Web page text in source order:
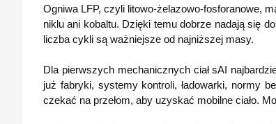
Ogniwa LFP, czyli litowo-żelazowo-fosforanowe,
niklu ani kobaltu. Dzięki temu dobrze nadają się
liczba cykli są ważniejsze od najniższej masy.
Dla pierwszych mechanicznych ciał sAI
już fabryki, systemy kontroli, ładowarki, normy
czekać na przełom, aby uzyskać mobilne ciało.